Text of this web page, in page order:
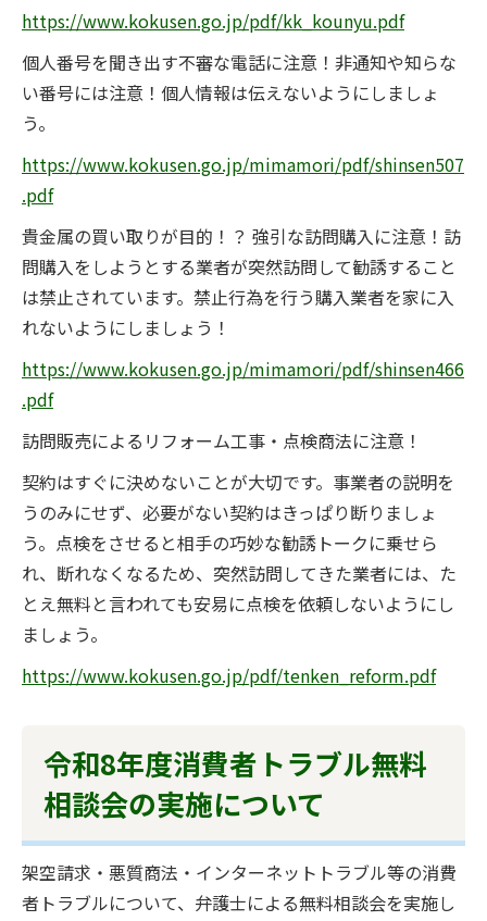
https://www.kokusen.go.jp/pdf/kk_kounyu.pdf
個人番号を聞き出す不審な電話に注意！非通知や知らな
い番号には注意！個人情報は伝えないようにしましょ
う。
https://www.kokusen.go.jp/mimamori/pdf/shinsen507
.pdf
貴金属の買い取りが目的！？ 強引な訪問購入に注意！訪
問購入をしようとする業者が突然訪問して勧誘すること
は禁止されています。禁止行為を行う購入業者を家に入
れないようにしましょう！
https://www.kokusen.go.jp/mimamori/pdf/shinsen466
.pdf
訪問販売によるリフォーム工事・点検商法に注意！
契約はすぐに決めないことが大切です。事業者の説明を
うのみにせず、必要がない契約はきっぱり断りましょ
う。点検をさせると相手の巧妙な勧誘トークに乗せら
れ、断れなくなるため、突然訪問してきた業者には、た
とえ無料と言われても安易に点検を依頼しないようにし
ましょう。
https://www.kokusen.go.jp/pdf/tenken_reform.pdf
令和8年度消費者トラブル無料
相談会の実施について
架空請求・悪質商法・インターネットトラブル等の消費
者トラブルについて、弁護士による無料相談会を実施し